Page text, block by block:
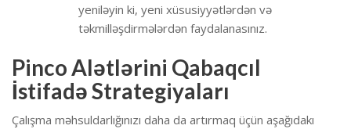
yeniləyin ki, yeni xüsusiyyətlərdən və
təkmilləşdirmələrdən faydalanasınız.
Pinco Alətlərini Qabaqcıl
İstifadə Strategiyaları
Çalışma məhsuldarlığınızı daha da artırmaq üçün aşağıdakı